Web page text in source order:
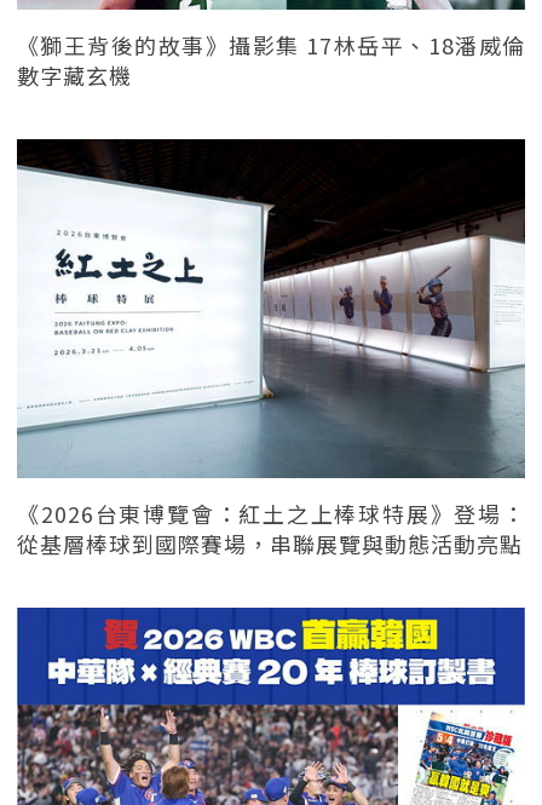
《獅王背後的故事》攝影集 17林岳平、18潘威倫
數字藏玄機
《2026台東博覽會：紅土之上棒球特展》登場：
從基層棒球到國際賽場，串聯展覽與動態活動亮點